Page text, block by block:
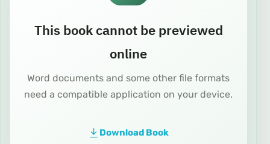
This book cannot be previewed
online
Word documents and some other file formats
need a compatible application on your device.
Download Book